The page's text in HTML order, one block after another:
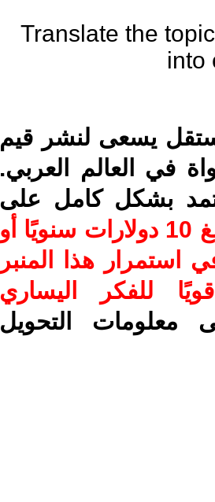
Translate the topic
into
يسعى لنشر قيم
في العالم العربي.
بشكل كامل على
ساهم/ي معنا! بدعمكم بمبلغ 10 دولارات سنويًا أو
استمرار هذا المنبر
للفكر اليساري
معلومات التحويل